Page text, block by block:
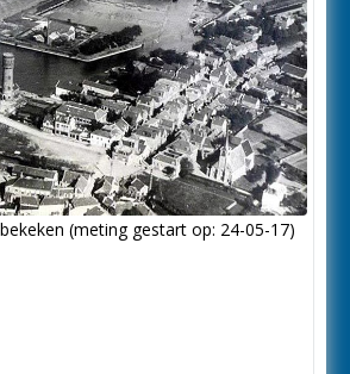
(meting gestart op: 24-05-17)